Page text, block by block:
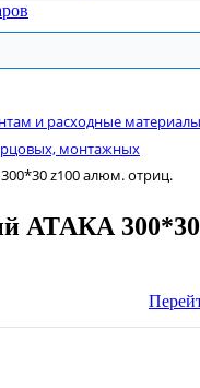
и расходные материалы
монтажных
z100 алюм. отриц.
АТАКА 300*30